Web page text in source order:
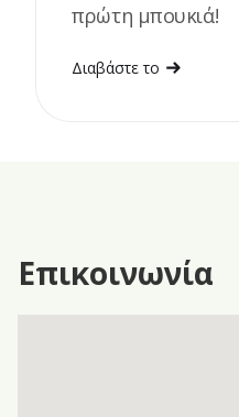
πρώτη μπουκιά!
Διαβάστε το
Επικοινωνία